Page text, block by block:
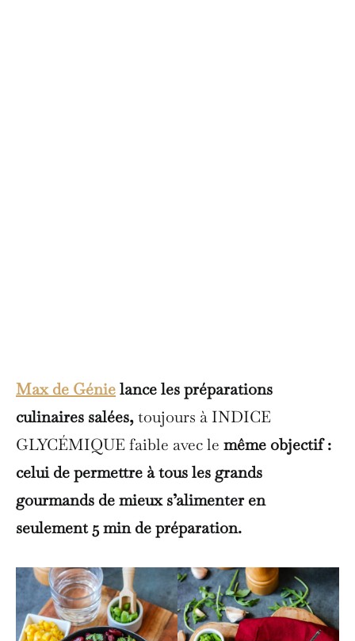
Max de Génielance les préparations
culinaires salées,toujours à INDICE
GLYCÉMIQUE faible avec le même objectif :
celui de permettre à tous les grands
gourmands de mieux s’alimenter en
seulement 5 min de préparation.